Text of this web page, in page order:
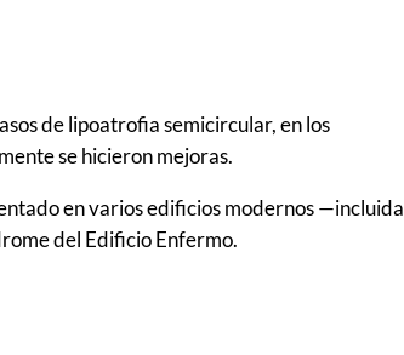
de lipoatrofia semicircular, en los
se hicieron mejoras.
en varios edificios modernos —incluida
del Edificio Enfermo.